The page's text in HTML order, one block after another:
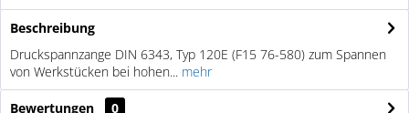
Beschreibung
Druckspannzange DIN 6343, Typ 120E (F15 76-580) zum Spannen
von Werkstücken bei hohen... mehr
Bewertungen
0